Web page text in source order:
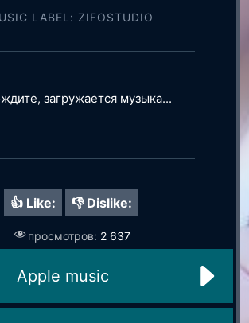
LABEL: ZIFOSTUDIO
загружается музыка...
👍 Like: 👎 Dislike:
просмотров: 2 637
Apple music